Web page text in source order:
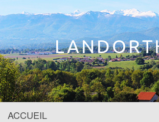
ACCUEIL